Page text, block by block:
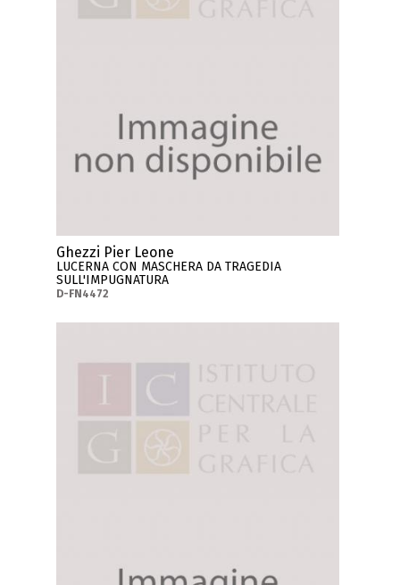
Ghezzi Pier Leone
LUCERNA CON MASCHERA DA TRAGEDIA
SULL'IMPUGNATURA
D-FN4472